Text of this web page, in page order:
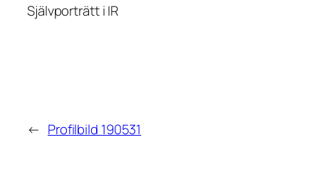
Självporträtt i IR
← Profilbild 190531